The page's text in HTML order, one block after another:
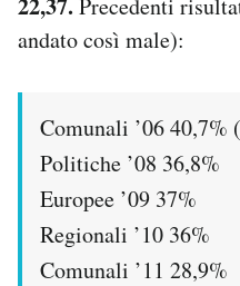
Precedenti
andato così male):
Comunali ’06 40,7%
Politiche ’08 36,8%
Europee ’09 37%
Regionali ’10 36%
Comunali ’11 28,9%